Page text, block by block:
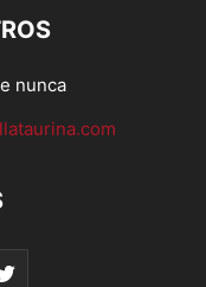
nunca